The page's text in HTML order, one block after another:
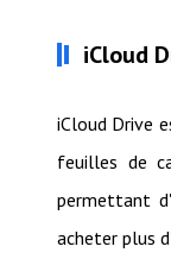
iCloud
iCloud Drive
feuilles de
permettant
acheter plus